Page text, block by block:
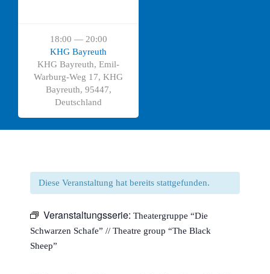
18:00 — 20:00
KHG Bayreuth
KHG Bayreuth, Emil-
Warburg-Weg 17, KHG
Bayreuth, 95447,
Deutschland
Diese Veranstaltung hat bereits stattgefunden.
Veranstaltungsserie: Theatergruppe “Die
Schwarzen Schafe” // Theatre group “The Black
Sheep”